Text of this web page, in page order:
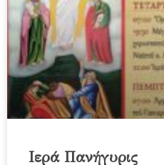
Ιερά Πανήγυρις